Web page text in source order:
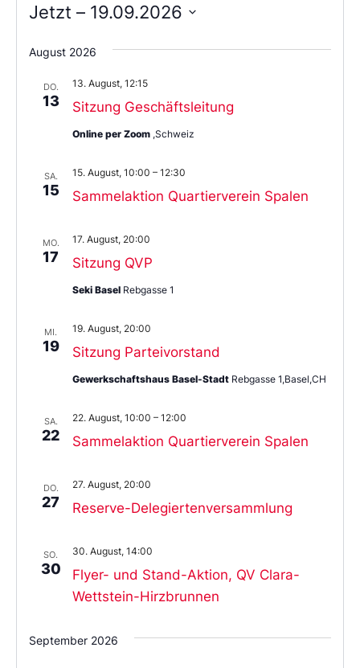
Jetzt – 19.09.2026
Sie
das
aus.
August 2026
DO.
13 Sitzung Geschäftsleitung
13. August, 12:15
Online per Zoom ,Schweiz
SA.
15 Sammelaktion Quartierverein Spalen
15. August, 10:00 – 12:30
MO.
17 Sitzung QVP
17. August, 20:00
Seki Basel Rebgasse 1
MI.
19 Sitzung Parteivorstand
19. August, 20:00
Gewerkschaftshaus Basel-Stadt Rebgasse 1,Basel,CH
SA.
22 Sammelaktion Quartierverein Spalen
22. August, 10:00 – 12:00
DO.
27 Reserve-Delegiertenversammlung
27. August, 20:00
SO.
30
Flyer- und Stand-Aktion, QV Clara-
Wettstein-Hirzbrunnen
30. August, 14:00
September 2026